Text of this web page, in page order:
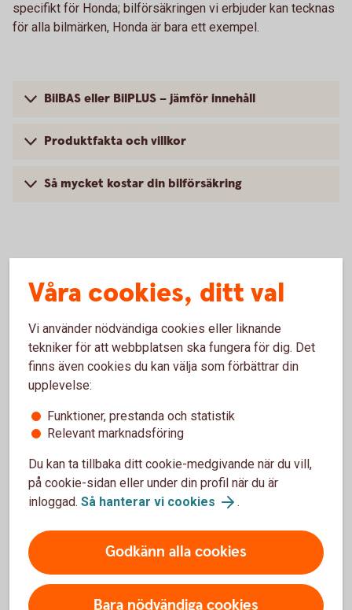
specifikt för Honda; bilförsäkringen vi erbjuder kan tecknas
för alla bilmärken, Honda är bara ett exempel.
BilBAS eller BilPLUS – jämför innehåll
Produktfakta och villkor
Så mycket kostar din bilförsäkring
Vanliga frågor om att försäkra
Honda
Trafik, hel och halv – vad är det för skillnad på
försäkringarna?
gälla?
Om man övningskör och olyckan är framme,
täcker bilförsäkringen då?
Våra cookies, ditt val
Vi använder nödvändiga cookies eller liknande
tekniker för att webbplatsen ska fungera för dig. Det
finns även cookies du kan välja som förbättrar din
upplevelse:
Funktioner, prestanda och statistik
Relevant marknadsföring
Du kan ta tillbaka ditt cookie-medgivande när du vill,
på cookie-sidan eller under din profil när du är
inloggad. Så hanterar vi cookies .
Godkänn alla cookies
Bara nödvändiga cookies